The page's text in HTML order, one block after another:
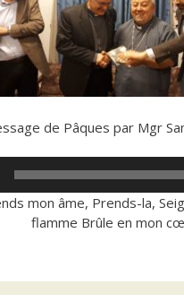
de Pâques par Mgr
mon âme, Prends-la,
flamme Brûle en mon